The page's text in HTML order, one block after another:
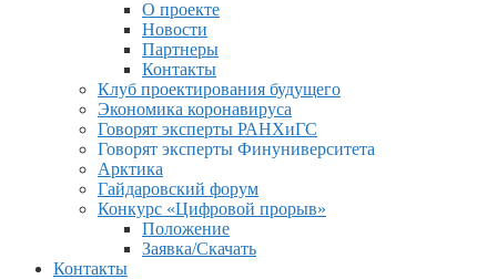
О проекте
Новости
Партнеры
Контакты
Клуб проектирования будущего
Экономика коронавируса
Говорят эксперты РАНХиГС
Говорят эксперты Финуниверситета
Арктика
Гайдаровский форум
Конкурс «Цифровой прорыв»
Положение
Заявка/Скачать
Контакты